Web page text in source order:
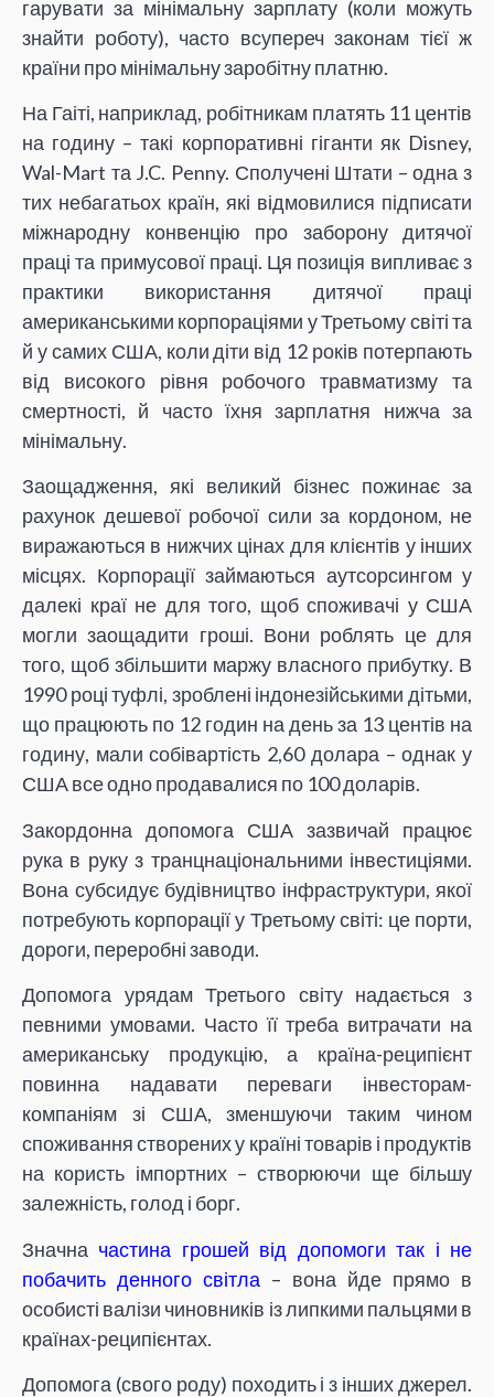
гарувати за мінімальну зарплату (коли можуть
знайти роботу), часто всупереч законам тієї ж
країни про мінімальну заробітну платню.
На Гаіті, наприклад, робітникам платять 11 центів
на годину – такі корпоративні гіганти як Disney,
Wal-Mart та J.C. Penny. Сполучені Штати – одна з
тих небагатьох країн, які відмовилися підписати
міжнародну конвенцію про заборону дитячої
праці та примусової праці. Ця позиція випливає з
практики використання дитячої праці
американськими корпораціями у Третьому світі та
й у самих США, коли діти від 12 років потерпають
від високого рівня робочого травматизму та
смертності, й часто їхня зарплатня нижча за
мінімальну.
Заощадження, які великий бізнес пожинає за
рахунок дешевої робочої сили за кордоном, не
виражаються в нижчих цінах для клієнтів у інших
місцях. Корпорації займаються аутсорсингом у
далекі краї не для того, щоб споживачі у США
могли заощадити гроші. Вони роблять це для
того, щоб збільшити маржу власного прибутку. В
1990 році туфлі, зроблені індонезійськими дітьми,
що працюють по 12 годин на день за 13 центів на
годину, мали собівартість 2,60 долара – однак у
США все одно продавалися по 100 доларів.
Закордонна допомога США зазвичай працює
рука в руку з транцнаціональними інвестиціями.
Вона субсидує будівництво інфраструктури, якої
потребують корпорації у Третьому світі: це порти,
дороги, переробні заводи.
Допомога урядам Третього світу надається з
певними умовами. Часто її треба витрачати на
американську продукцію, а країна-реципієнт
повинна надавати переваги інвесторам-
компаніям зі США, зменшуючи таким чином
споживання створених у країні товарів і продуктів
на користь імпортних – створюючи ще більшу
залежність, голод і борг.
Значна частина грошей від допомоги так і не
побачить денного світла – вона йде прямо в
особисті валізи чиновників із липкими пальцями в
країнах-реципієнтах.
Допомога (свого роду) походить і з інших джерел.